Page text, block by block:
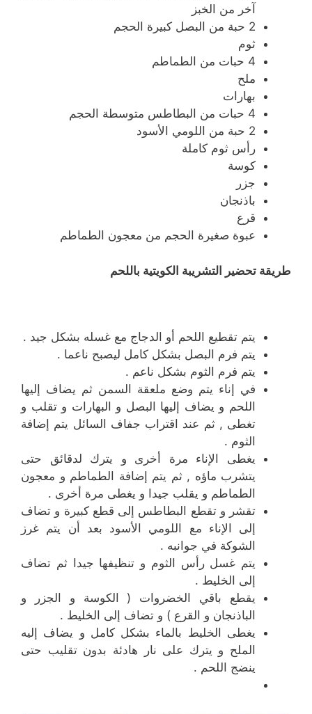
آخر من الخبز
2 حبة من البصل كبيرة الحجم
ثوم
4 حبات من الطماطم
ملح
بهارات
4 حبات من البطاطس متوسطة الحجم
2 حبة من اللومي الأسود
رأس ثوم كاملة
كوسة
جزر
باذنجان
قرع
عبوة صغيرة الحجم من معجون الطماطم
طريقة تحضير التشريبة الكويتية باللحم
يتم تقطيع اللحم أو الدجاج مع غسله بشكل جيد .
يتم فرم البصل بشكل كامل ليصبح ناعما .
يتم فرم الثوم بشكل ناعم .
في إناء يتم وضع ملعقة السمن ثم يضاف إليها
اللحم و يضاف إليها البصل و البهارات و تقلب و
تغطى , ثم عند اقتراب جفاف السائل يتم إضافة
الثوم .
يغطى الإناء مرة أخرى و يترك لدقائق حتى
يتشرب ماؤه , ثم يتم إضافة الطماطم و معجون
الطماطم و يقلب جيدا و يغطى مرة أخرى .
تقشر و تقطع البطاطس إلى قطع كبيرة و تضاف
إلى الإناء مع اللومي الأسود بعد أن يتم غرز
الشوكة في جوانبه .
يتم غسل رأس الثوم و تنظيفها جيدا ثم تضاف
إلى الخليط .
يقطع باقي الخضروات ( الكوسة و الجزر و
الباذنجان و القرع ) و تضاف إلى الخليط .
يغطى الخليط بالماء بشكل كامل و يضاف إليه
الملح و يترك على نار هادئة بدون تقليب حتى
ينضج اللحم .